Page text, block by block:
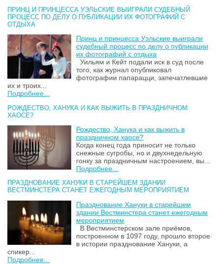
ПРИНЦ И ПРИНЦЕССА УЭЛЬСКИЕ ВЫИГРАЛИ СУДЕБНЫЙ
ПРОЦЕСС ПО ДЕЛУ О ПУБЛИКАЦИИ ИХ ФОТОГРАФИЙ С
ОТДЫХА
Принц и принцесса Уэльские выиграли
судебный процесс по делу о публикации
их фотографий с отдыха
Уильям и Кейт подали иск в суд после
того, как журнал опубликовал
фотографии папарацци, запечатлевшие
их и троих...
Подробнее...
РОЖДЕСТВО, ХАНУКА И КАК ВЫЖИТЬ В ПРАЗДНИЧНОМ
ХАОСЕ?
Рождество, Ханука и как выжить в
праздничном хаосе?
Когда конец года приносит не только
снежные сугробы, но и двухнедельную
гонку за праздничным настроением, вы...
Подробнее...
ПРАЗДНОВАНИЕ ХАНУКИ В СТАРЕЙШЕМ ЗДАНИИ
ВЕСТМИНСТЕРА СТАНЕТ ЕЖЕГОДНЫМ МЕРОПРИЯТИЕМ
Празднование Хануки в старейшем
здании Вестминстера станет ежегодным
мероприятием
В Вестминстерском зале приёмов,
построенном в 1097 году, прошло второе
в истории празднование Хануки, а
спикер...
Подробнее...